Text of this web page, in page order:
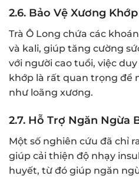
2.6. Bảo Vệ Xương Khớp
Trà Ô Long chứa các
và kali, giúp tăng cường
với người cao tuổi, việc
khớp là rất quan trọng để
như loãng xương.
2.7. Hỗ Trợ Ngăn Ngừa
Một số nghiên cứu đã chỉ
giúp cải thiện độ nhạy
huyết, từ đó giúp ngăn